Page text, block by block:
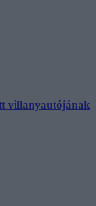
villanyautójának